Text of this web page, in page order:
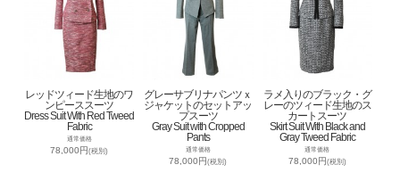
レッドツィード生地のワ
ンピーススーツ
Dress Suit With Red Tweed
Fabric
通常価格
78,000円(税別)
グレーサブリナパンツｘ
ジャケットのセットアッ
プスーツ
Gray Suit with Cropped
Pants
通常価格
78,000円(税別)
ラメ入りのブラック・グ
レーのツィード生地のス
カートスーツ
Skirt Suit With Black and
Gray Tweed Fabric
通常価格
78,000円(税別)